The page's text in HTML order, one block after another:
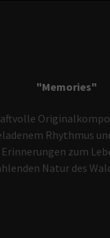
"Memories"
Rhythmus
Erinnerungen zum
Natur des